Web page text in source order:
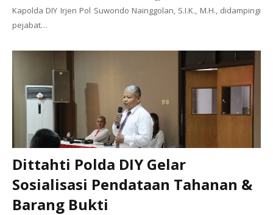
Kapolda DIY Irjen Pol Suwondo Nainggolan, S.I.K., M.H., didampingi
pejabat…
Dittahti Polda DIY Gelar
Sosialisasi Pendataan Tahanan &
Barang Bukti